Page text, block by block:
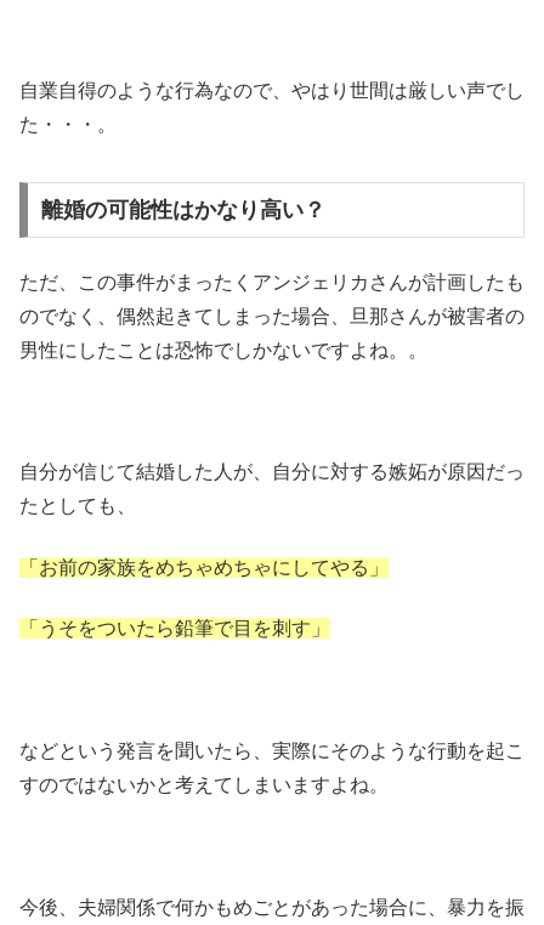
自業自得のような行為なので、やはり世間は厳しい声でし
た・・・。
離婚の可能性はかなり高い？
ただ、この事件がまったくアンジェリカさんが計画したも
のでなく、偶然起きてしまった場合、旦那さんが被害者の
男性にしたことは恐怖でしかないですよね。。
自分が信じて結婚した人が、自分に対する嫉妬が原因だっ
たとしても、
「お前の家族をめちゃめちゃにしてやる」
「うそをついたら鉛筆で目を刺す」
などという発言を聞いたら、実際にそのような行動を起こ
すのではないかと考えてしまいますよね。
今後、夫婦関係で何かもめごとがあった場合に、暴力を振